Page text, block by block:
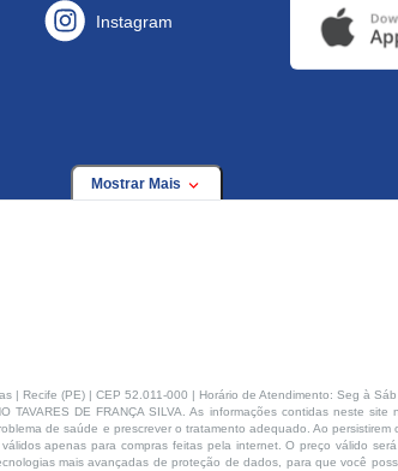
Instagram
Mostrar Mais
| Recife (PE) | CEP 52.011-000 | Horário de Atendimento: Seg à
DE FRANÇA SILVA. As informações contidas neste
de saúde e prescrever o tratamento adequado. Ao
apenas para compras feitas pela internet. O preço válido
mais avançadas de proteção de dados, para que você